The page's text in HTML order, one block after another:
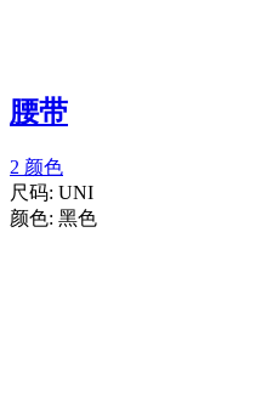
腰带
2 颜色
尺码: UNI
颜色: 黑色